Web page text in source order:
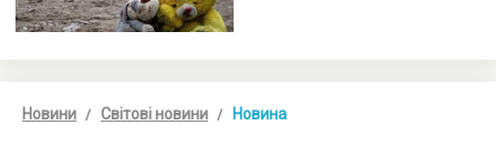
Новини Світові новини Новина